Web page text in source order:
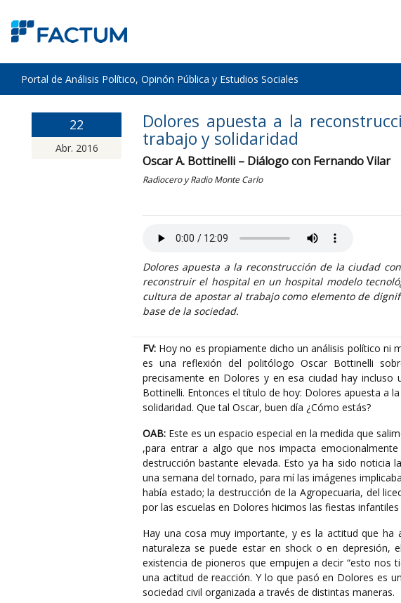
Portal de Análisis Político, Opinón Pública y Estudios Sociales
22
Abr. 2016
Dolores apuesta a la
trabajo y solidaridad
Oscar A. Bottinelli – Diálogo con Fernando Vilar
Radiocero y Radio Monte Carlo
Dolores apuesta a la reconstrucción de la ciudad
reconstruir el hospital en un hospital modelo
cultura de apostar al trabajo como elemento de
base de la sociedad.
FV: Hoy no es propiamente dicho un análisis político ni
es una reflexión del politólogo Oscar Bottinelli
precisamente en Dolores y en esa ciudad hay
Bottinelli. Entonces el título de hoy: Dolores apuesta a
solidaridad. Que tal Oscar, buen día ¿Cómo estás?
OAB: Este es un espacio especial en la medida que
,para entrar a algo que nos impacta
destrucción bastante elevada. Esto ya ha sido noticia
una semana del tornado, para mí las imágenes
había estado; la destrucción de la Agropecuaria, del
por las escuelas en Dolores hicimos las fiestas infantiles
Hay una cosa muy importante, y es la actitud que
naturaleza se puede estar en shock o en depresión,
existencia de pioneros que empujen a decir “esto nos
una actitud de reacción. Y lo que pasó en Dolores es
sociedad civil organizada a través de distintas maneras.